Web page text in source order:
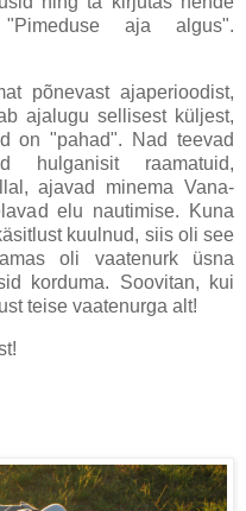
aja algus".
põnevast ajaperioodist,
ajalugu sellisest küljest,
on "pahad". Nad teevad
hulganisit raamatuid,
ajavad minema Vana-
elu nautimise. Kuna
kuulnud, siis oli see
oli vaatenurk üsna
korduma. Soovitan, kui
teise vaatenurga alt!